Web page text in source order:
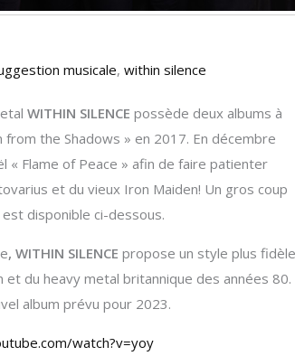
musicale, within silence
WITHIN SILENCE possède deux albums à
the Shadows » en 2017. En décembre
« Flame of Peace » afin de faire patienter
et du vieux Iron Maiden! Un gros coup
disponible ci-dessous.
, WITHIN SILENCE propose un style plus fidèle
du heavy metal britannique des années 80.
album prévu pour 2023.
watch?v=yoy